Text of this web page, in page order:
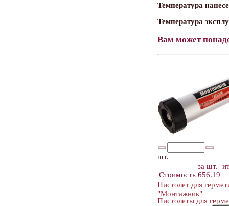
Температура
Температура
Вам может
шт.
за шт.
Стоимость 656.19
Пистолет для
"Монтажник"
Пистолеты для